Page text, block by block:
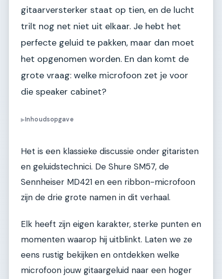
gitaarversterker staat op tien, en de lucht
trilt nog net niet uit elkaar. Je hebt het
perfecte geluid te pakken, maar dan moet
het opgenomen worden. En dan komt de
grote vraag: welke microfoon zet je voor
die speaker cabinet?
▶Inhoudsopgave
Het is een klassieke discussie onder gitaristen
en geluidstechnici. De Shure SM57, de
Sennheiser MD421 en een ribbon-microfoon
zijn de drie grote namen in dit verhaal.
Elk heeft zijn eigen karakter, sterke punten en
momenten waarop hij uitblinkt. Laten we ze
eens rustig bekijken en ontdekken welke
microfoon jouw gitaargeluid naar een hoger